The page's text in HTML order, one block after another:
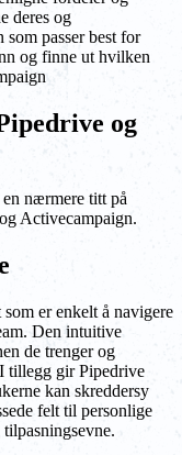
deres og
passer best for
og finne ut hvilken
og
nærmere titt på
Activecampaign.
er enkelt å navigere
Den intuitive
de trenger og
tillegg gir Pipedrive
kan skreddersy
felt til personlige